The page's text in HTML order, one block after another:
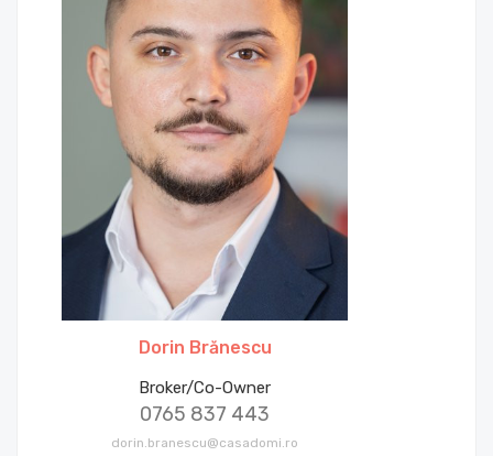
Dorin Brănescu
Broker/Co-Owner
0765 837 443
dorin.branescu@casadomi.ro